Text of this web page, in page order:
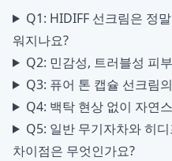
Q1: HIDIFF 선크림은 정
워지나요?
Q2: 민감성, 트러블성 피
Q3: 퓨어 톤 캡슐 선크림
Q4: 백탁 현상 없이 자연
Q5: 일반 무기자차와 히
차이점은 무엇인가요?